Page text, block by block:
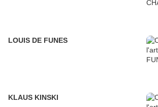
LOUIS DE FUNES
KLAUS KINSKI